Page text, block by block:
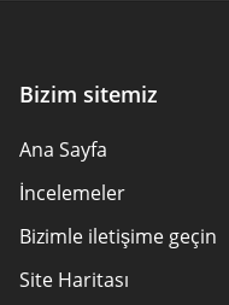
Bizim sitemiz
Ana Sayfa
İncelemeler
Bizimle iletişime geçin
Site Haritası